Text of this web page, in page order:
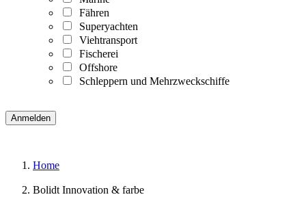
Fähren
Superyachten
Viehtransport
Fischerei
Offshore
Schleppern und Mehrzweckschiffe
Home
Bolidt Innovation & farbe